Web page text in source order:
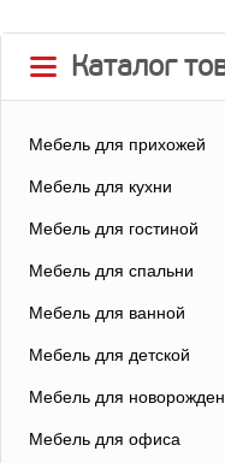
Каталог
Мебель для прихожей
Мебель для кухни
Мебель для гостиной
Мебель для спальни
Мебель для ванной
Мебель для детской
Мебель для
Мебель для офиса